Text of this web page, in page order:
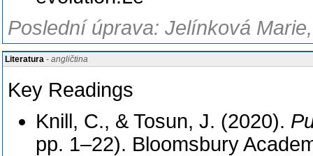
Poslední úprava: Jelínková
Literatura - angličtina
Key Readings
Knill, C., & Tosun, J. (2020).
pp. 1–22). Bloomsbury